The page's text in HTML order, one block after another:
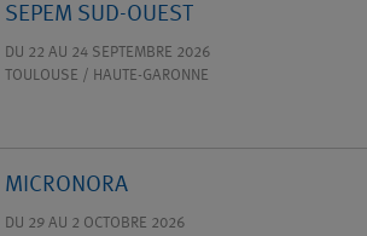
SEPEM SUD-OUEST
DU 22 AU 24 SEPTEMBRE 2026
TOULOUSE / HAUTE-GARONNE
MICRONORA
DU 29 AU 2 OCTOBRE 2026